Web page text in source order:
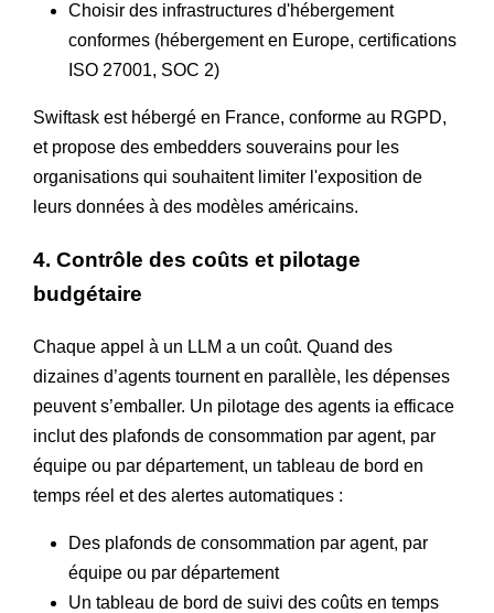
Choisir des infrastructures d'hébergement
conformes (hébergement en Europe, certifications
ISO 27001, SOC 2)
Swiftask est hébergé en France, conforme au RGPD,
et propose des embedders souverains pour les
organisations qui souhaitent limiter l'exposition de
leurs données à des modèles américains.
4. Contrôle des coûts et pilotage
budgétaire
Chaque appel à un LLM a un coût. Quand des
dizaines d’agents tournent en parallèle, les dépenses
peuvent s’emballer. Un pilotage des agents ia efficace
inclut des plafonds de consommation par agent, par
équipe ou par département, un tableau de bord en
temps réel et des alertes automatiques :
Des plafonds de consommation par agent, par
équipe ou par département
Un tableau de bord de suivi des coûts en temps